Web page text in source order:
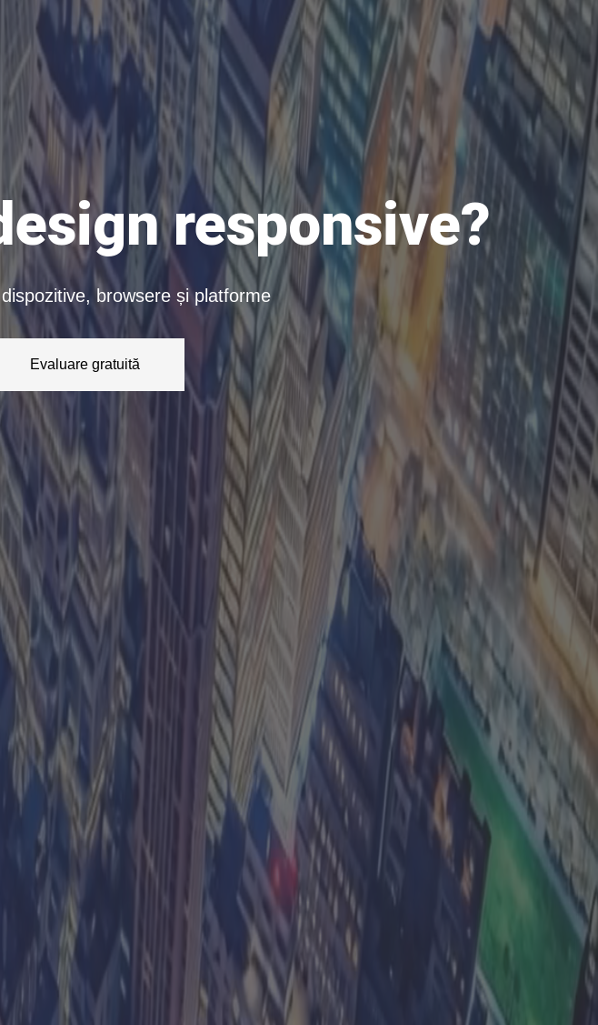
responsive?
browsere și platforme
Evaluare gratuită